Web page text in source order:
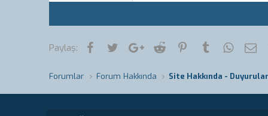
Paylaş: FacebookTwitterGoogle+
Reddit PinterestTumblr E-
Forumlar Forum Hakkında Site Hakkında - Duyurular